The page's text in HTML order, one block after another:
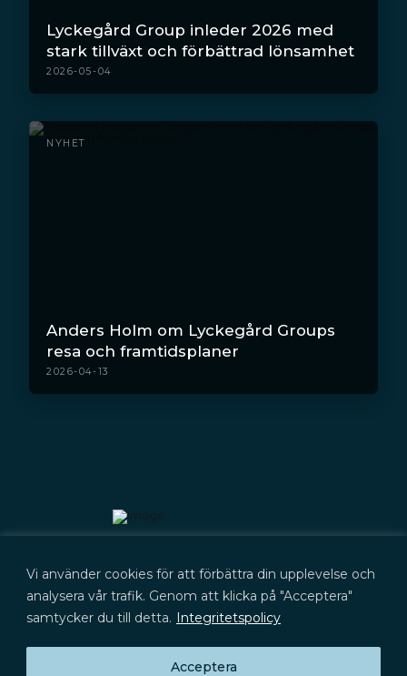
Vi använder cookies för att förbättra din upplevelse och
analysera vår trafik. Genom att klicka på "Acceptera"
samtycker du till detta. Integritetspolicy
Acceptera
Lyckegård Group inleder 2026 med
stark tillväxt och förbättrad lönsamhet
2026-05-04
NYHET
Anders Holm om Lyckegård Groups
resa och framtidsplaner
2026-04-13
Prenumerera på press­meddelanden,
+46 (0) 702 566 705
kontakt@lyckegard.com